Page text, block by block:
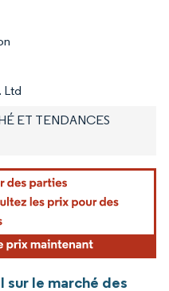
Ltd
ET TENDANCES
le marché des